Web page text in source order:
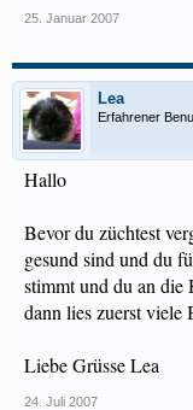
25. Januar 2007
Lea
Erfahrener
Hallo
Bevor du züchtest
gesund sind und du
stimmt und du an die
dann lies zuerst viele
Liebe Grüsse Lea
24. Juli 2007